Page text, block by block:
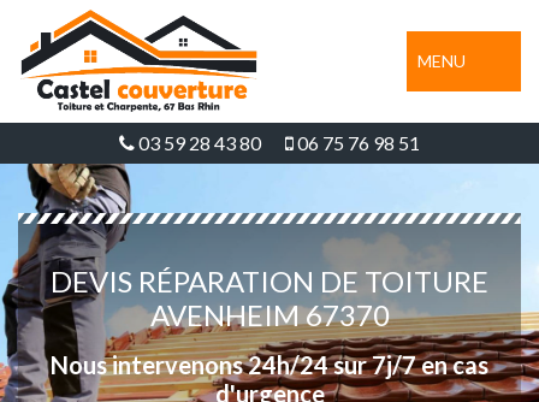
MENU
03 59 28 43 80 06 75 76 98 51
DEVIS RÉPARATION DE TOITURE
AVENHEIM 67370
Nous intervenons 24h/24 sur 7j/7 en cas
d'urgence